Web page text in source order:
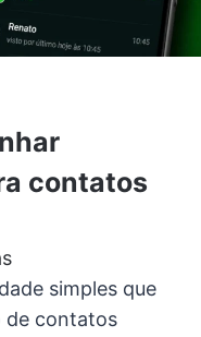
contatos
simples que
de contatos